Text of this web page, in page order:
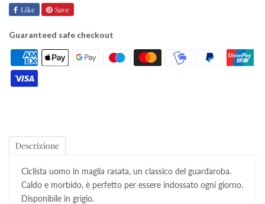
Like Save
Guaranteed safe checkout
Descrizione
Ciclista uomo in maglia rasata, un classico del guardaroba.
Caldo e morbido, è perfetto per essere indossato ogni giorno.
Disponibile in grigio.